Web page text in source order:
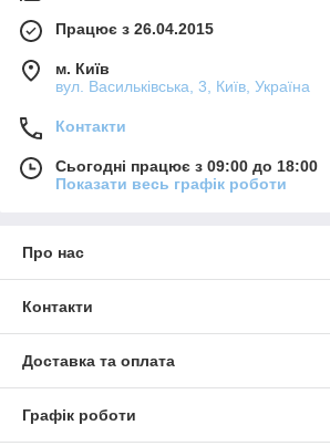
Працює з 26.04.2015
м. Київ
вул. Васильківська, 3, Київ, Україна
Контакти
Сьогодні працює з 09:00 до 18:00
Показати весь графік роботи
Про нас
Контакти
Доставка та оплата
Графік роботи